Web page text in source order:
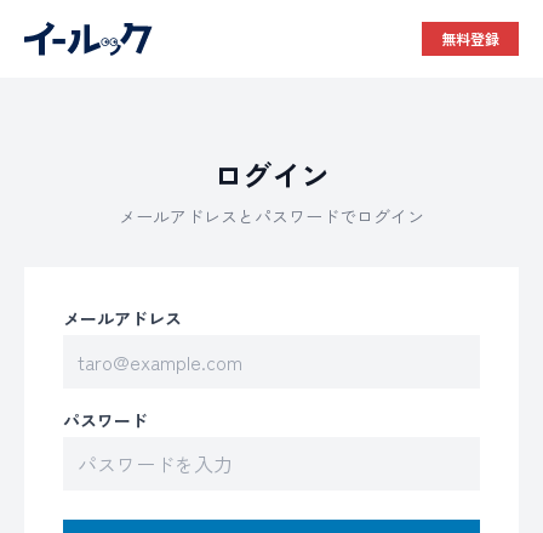
無料登録
ログイン
メールアドレスとパスワードでログイン
メールアドレス
パスワード